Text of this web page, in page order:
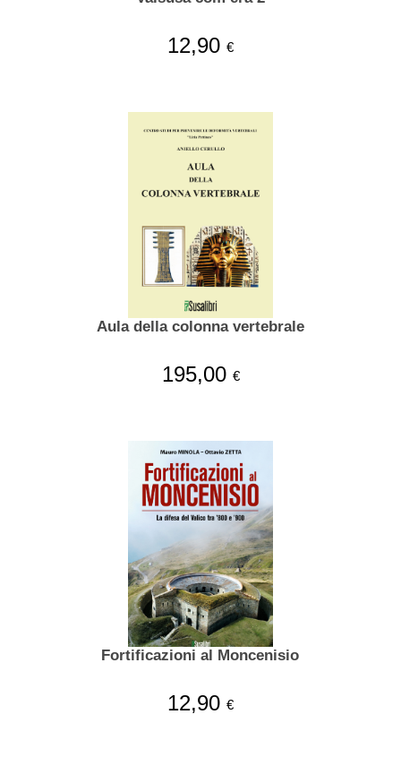
12,90 €
Aula della colonna vertebrale
195,00 €
Fortificazioni al Moncenisio
12,90 €